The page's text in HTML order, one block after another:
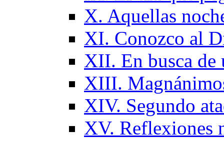
X. Aquellas
XI. Conozco al
XII. En busca de
XIII.
XIV. Segundo
XV. Reflexiones